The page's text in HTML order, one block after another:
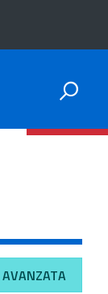
AVANZATA